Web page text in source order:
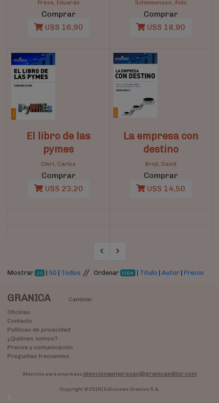
Press, Eduardo
Comprar
U$S 16,90
Schlemenson, Aldo
Comprar
U$S 18,90
El libro de las
pymes
Cleri, Carlos
Comprar
U$S 23,20
La empresa con
destino
Brojt, David
Comprar
U$S 14,50
Mostrar 20 | 50 | Todos // Ordenar ISBN | Título |Autor |Precio
GRANICA
Cambiar
Oficinas
Contacto
Políticas de privacidad
¿Quiénes somos?
Prensa y comunicación
Preguntas frecuentes
Atención para empresas atencionaempresas@granicaeditor.com
Copyright © 2019 | Ediciones Granica S.A.